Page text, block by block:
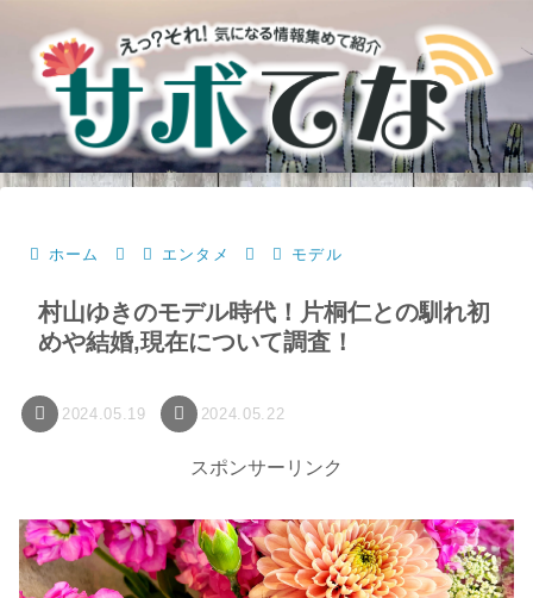
ホーム エンタメ モデル
村山ゆきのモデル時代！片桐仁との馴れ初
めや結婚,現在について調査！
2024.05.19 2024.05.22
スポンサーリンク